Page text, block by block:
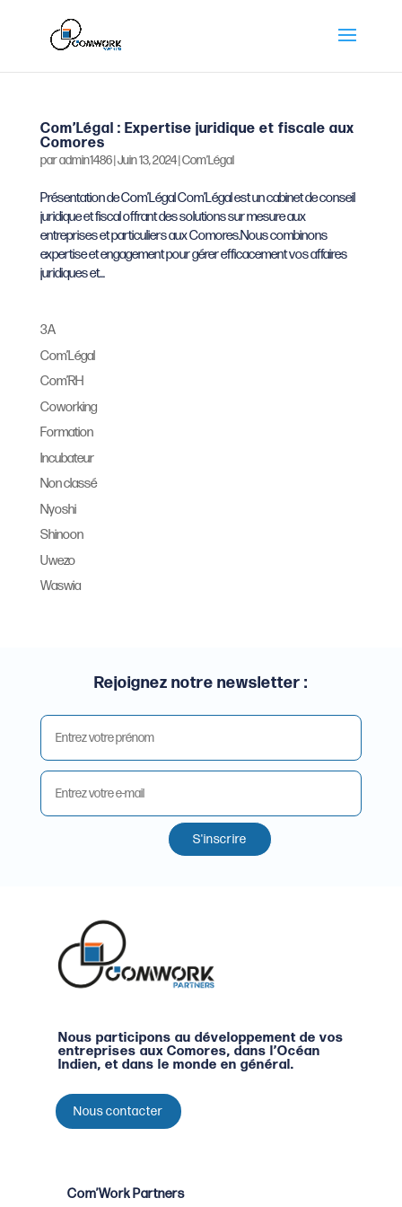
Com’Légal : Expertise juridique et fiscale aux
Comores
paradmin1486|Juin 13, 2024|Com’Légal
Présentation de Com’Légal Com’Légal est un cabinet de conseil
juridique et fiscal offrant des solutions sur mesure aux
entreprises et particuliers aux Comores.Nous combinons
expertise et engagement pour gérer efficacement vos affaires
juridiques et...
3A
Com’Légal
Com’RH
Coworking
Formation
Incubateur
Non classé
Nyoshi
Shinoon
Uwezo
Waswia
Rejoignez notre newsletter :
S'inscrire
Nous participons au développement de vos
entreprises aux Comores, dans l’Océan
Indien, et dans le monde en général.
Nous contacter
Com’Work Partners